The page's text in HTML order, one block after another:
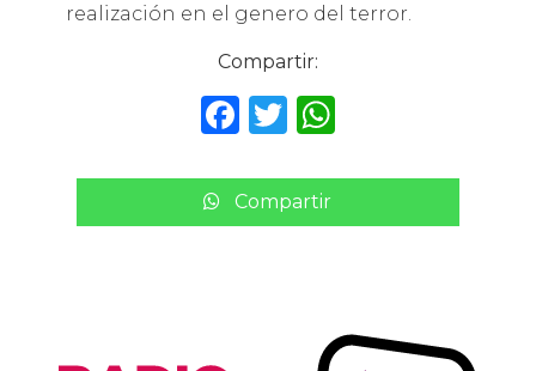
realización en el genero del terror.
Compartir:
F
c
e
T
it
te
W
a
ts
p
Compartir